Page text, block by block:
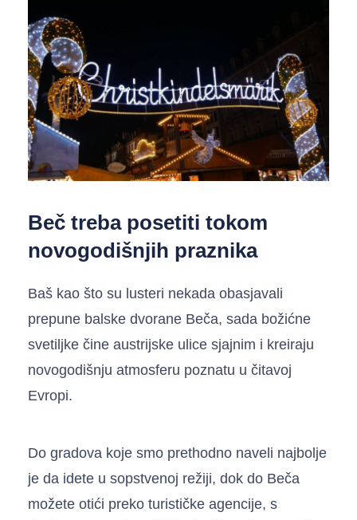
Beč treba posetiti tokom
novogodišnjih praznika
Baš kao što su lusteri nekada obasjavali
prepune balske dvorane Beča, sada božićne
svetiljke čine austrijske ulice sjajnim i kreiraju
novogodišnju atmosferu poznatu u čitavoj
Evropi.
Do gradova koje smo prethodno naveli najbolje
je da idete u sopstvenoj režiji, dok do Beča
možete otići preko turističke agencije, s